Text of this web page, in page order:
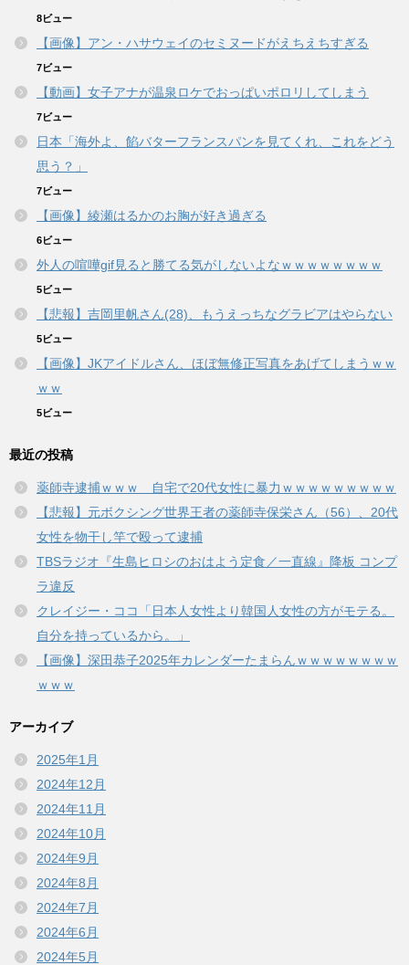
8ビュー
【画像】アン・ハサウェイのセミヌードがえちえちすぎる
7ビュー
【動画】女子アナが温泉ロケでおっぱいポロリしてしまう
7ビュー
日本「海外よ、餡バターフランスパンを見てくれ、これをどう
思う？」
7ビュー
【画像】綾瀬はるかのお胸が好き過ぎる
6ビュー
外人の喧嘩gif見ると勝てる気がしないよなｗｗｗｗｗｗｗｗ
5ビュー
【悲報】吉岡里帆さん(28)、もうえっちなグラビアはやらない
5ビュー
【画像】JKアイドルさん、ほぼ無修正写真をあげてしまうｗｗ
ｗｗ
5ビュー
最近の投稿
薬師寺逮捕ｗｗｗ 自宅で20代女性に暴力ｗｗｗｗｗｗｗｗｗ
【悲報】元ボクシング世界王者の薬師寺保栄さん（56）、20代
女性を物干し竿で殴って逮捕
TBSラジオ『生島ヒロシのおはよう定食／一直線』降板 コンプ
ラ違反
クレイジー・ココ「日本人女性より韓国人女性の方がモテる。
自分を持っているから。」
【画像】深田恭子2025年カレンダーたまらんｗｗｗｗｗｗｗｗ
ｗｗｗ
アーカイブ
2025年1月
2024年12月
2024年11月
2024年10月
2024年9月
2024年8月
2024年7月
2024年6月
2024年5月